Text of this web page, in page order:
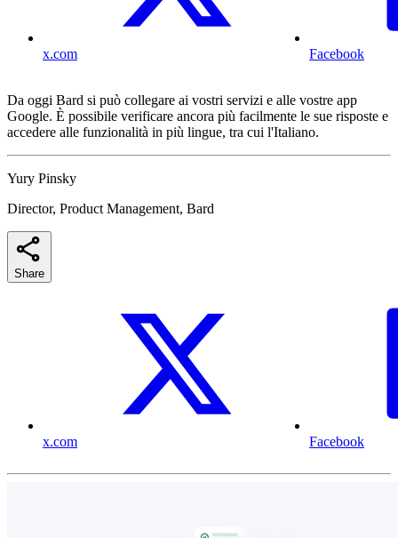
x.com Facebook
Da oggi Bard si può collegare ai vostri servizi e alle vostre app
Google. È possibile verificare ancora più facilmente le sue risposte e
accedere alle funzionalità in più lingue, tra cui l'Italiano.
Yury Pinsky
Director, Product Management, Bard
Share
x.com Facebook